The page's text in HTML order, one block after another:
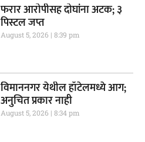
फरार आरोपीसह दोघांना अटक; ३
पिस्टल जप्त
August 5, 2026 8:39 pm
विमाननगर येथील हॉटेलमध्ये आग;
अनुचित प्रकार नाही
August 5, 2026 8:34 pm